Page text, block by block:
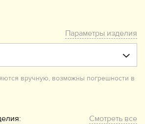
Параметры изделия
вручную, возможны погрешности в
Смотреть все